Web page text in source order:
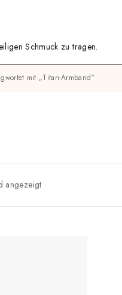
Schmuck zu tragen.
mit „Titan-Armband“
angezeigt